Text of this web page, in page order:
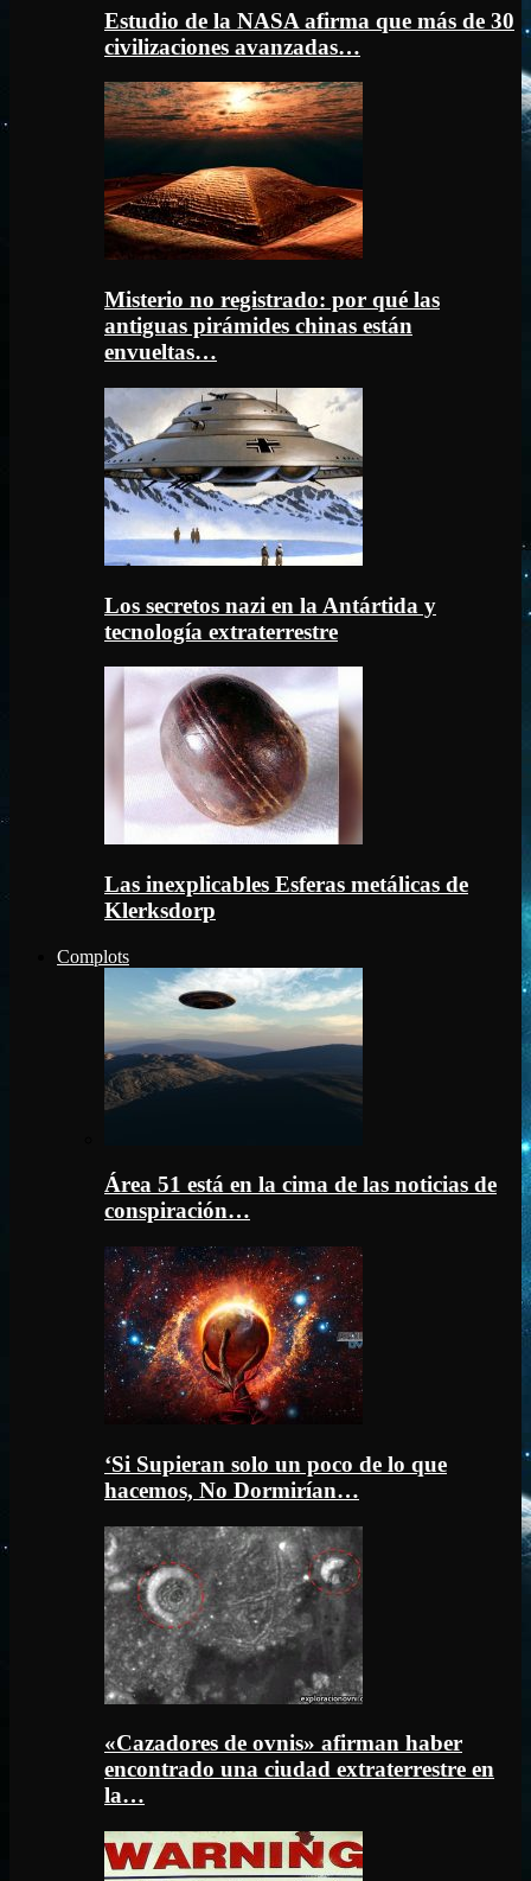
Estudio de la NASA afirma que más de 30
civilizaciones avanzadas…
Misterio no registrado: por qué las
antiguas pirámides chinas están
envueltas…
Los secretos nazi en la Antártida y
tecnología extraterrestre
Las inexplicables Esferas metálicas de
Klerksdorp
Complots
Área 51 está en la cima de las noticias de
conspiración…
‘Si Supieran solo un poco de lo que
hacemos, No Dormirían…
«Cazadores de ovnis» afirman haber
encontrado una ciudad extraterrestre en
la…